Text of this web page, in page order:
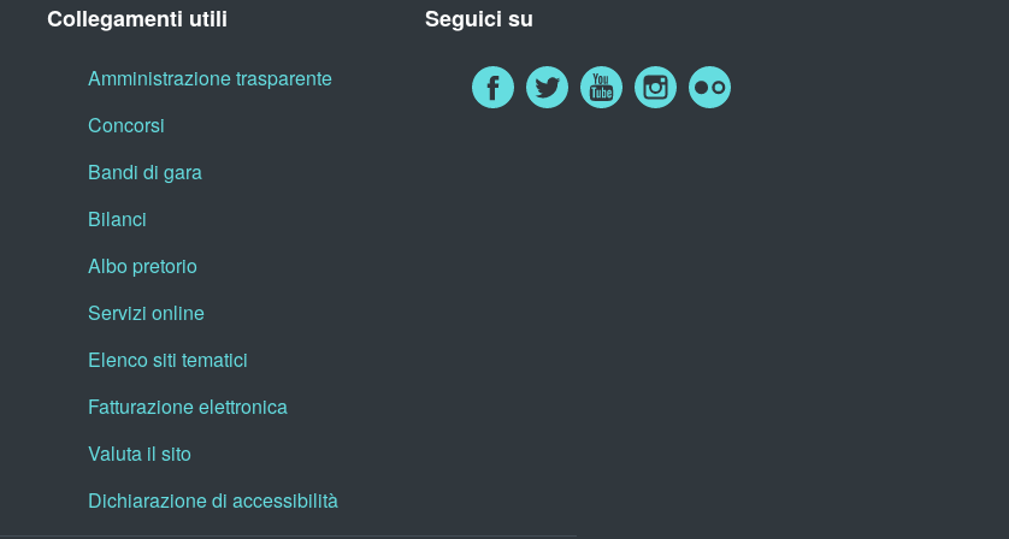
Collegamenti utili
Amministrazione trasparente
Concorsi
Bandi di gara
Bilanci
Albo pretorio
Servizi online
Elenco siti tematici
Fatturazione elettronica
Valuta il sito
Dichiarazione di accessibilità
Seguici su